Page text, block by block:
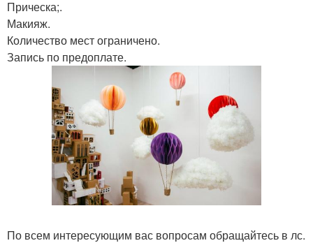
Прическа;.
Макияж.
Количество мест ограничено.
Запись по предоплате.
По всем интересующим вас вопросам обращайтесь в лс.